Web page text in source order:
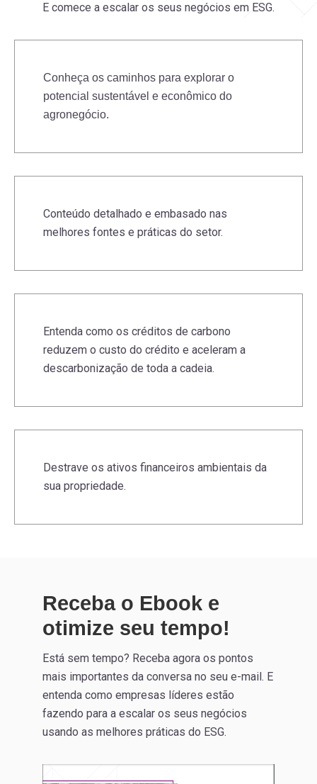
E comece a escalar os seus negócios em ESG.
Conheça os caminhos para explorar o
potencial sustentável e econômico do
agronegócio.
Conteúdo detalhado e embasado nas
melhores fontes e práticas do setor.
Entenda como os créditos de carbono
reduzem o custo do crédito e aceleram a
descarbonização de toda a cadeia.
Destrave os ativos financeiros ambientais da
sua propriedade.
Receba o Ebook e
otimize seu tempo!
Está sem tempo? Receba agora os pontos
mais importantes da conversa no seu e-mail. E
entenda como empresas líderes estão
fazendo para a escalar os seus negócios
usando as melhores práticas do ESG.